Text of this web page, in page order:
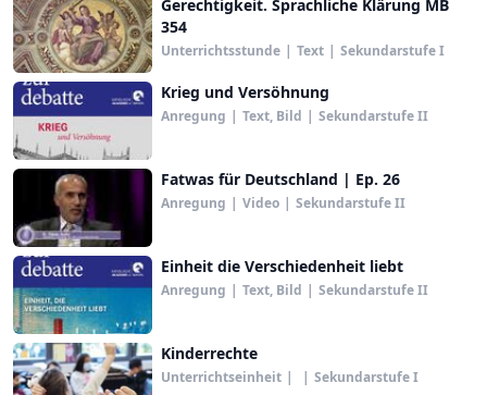
Gerechtigkeit. Sprachliche Klärung MB
354
Unterrichtsstunde | Text | Sekundarstufe I
Krieg und Versöhnung
Anregung | Text, Bild | Sekundarstufe II
Fatwas für Deutschland | Ep. 26
Anregung | Video | Sekundarstufe II
Einheit die Verschiedenheit liebt
Anregung | Text, Bild | Sekundarstufe II
Kinderrechte
Unterrichtseinheit | | Sekundarstufe I